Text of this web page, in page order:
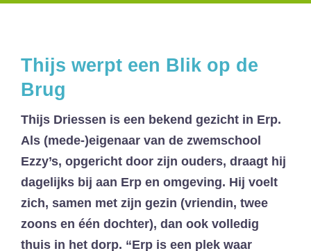
Thijs werpt een Blik op de
Brug
Thijs Driessen is een bekend gezicht in Erp.
Als (mede-)eigenaar van de zwemschool
Ezzy’s, opgericht door zijn ouders, draagt hij
dagelijks bij aan Erp en omgeving. Hij voelt
zich, samen met zijn gezin (vriendin, twee
zoons en één dochter), dan ook volledig
thuis in het dorp. “Erp is een plek waar